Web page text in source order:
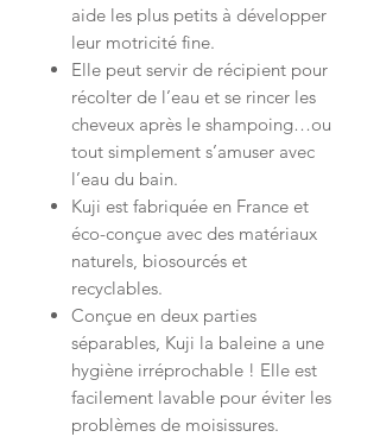
aide les plus petits à développer
leur motricité fine.
Elle peut servir de récipient pour
récolter de l’eau et se rincer les
cheveux après le shampoing…ou
tout simplement s’amuser avec
l’eau du bain.
Kuji est fabriquée en France et
éco-conçue avec des matériaux
naturels, biosourcés et
recyclables.
Conçue en deux parties
séparables, Kuji la baleine a une
hygiène irréprochable ! Elle est
facilement lavable pour éviter les
problèmes de moisissures.